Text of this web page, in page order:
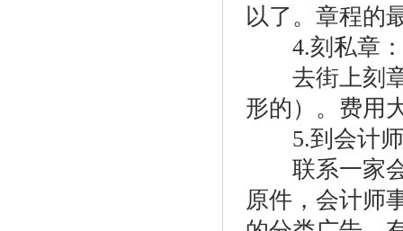
以了。章程的
4.刻私章：
去街上刻章
形的）。费用
5.到会计师
联系一家会
原件，会计师